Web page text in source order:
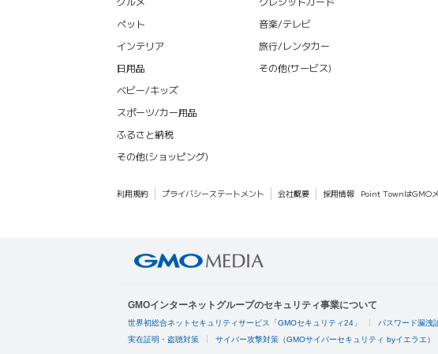
ペット
インテリア
日用品
ベビー/キッズ
スポーツ/カー用品
ふるさと納税
その他(ショッピング)
音楽/テレビ
旅行/レンタカー
その他(サービス)
利用規約 プライバシーステートメント 会社概要 採用情報 Point TownはGMO
GMOインターネットグループのセキュリティ事業について
世界初総合ネットセキュリティサービス「GMOセキュリティ24」 パスワード漏洩
実在証明・盗聴対策 サイバー攻撃対策（GMOサイバーセキュリティ byイエラエ）